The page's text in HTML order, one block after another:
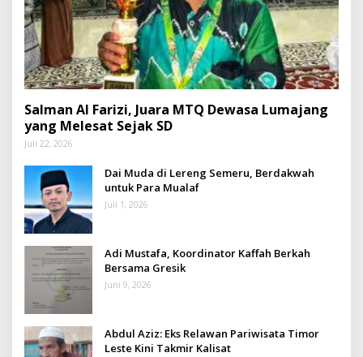
Salman Al Farizi, Juara MTQ Dewasa Lumajang
yang Melesat Sejak SD
Juli 22, 2026
Dai Muda di Lereng Semeru, Berdakwah
untuk Para Mualaf
Juli 1, 2026
Adi Mustafa, Koordinator Kaffah Berkah
Bersama Gresik
Juni 9, 2026
Abdul Aziz: Eks Relawan Pariwisata Timor
Leste Kini Takmir Kalisat